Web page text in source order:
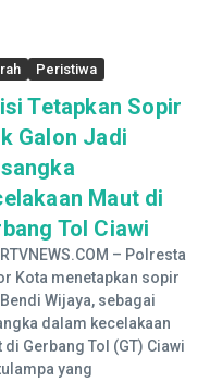
Peristiwa
Tetapkan Sopir
Galon Jadi
Maut di
Tol Ciawi
– Polresta
Kota menetapkan sopir
Wijaya, sebagai
dalam kecelakaan
di Gerbang Tol (GT) Ciawi
yang